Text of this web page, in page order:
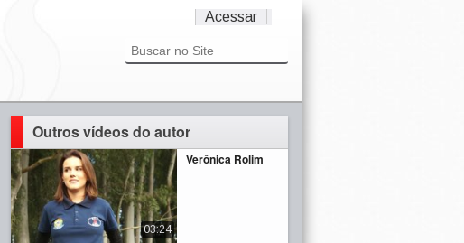
Acessar
Outros vídeos do autor
Verônica Rolim
03:24